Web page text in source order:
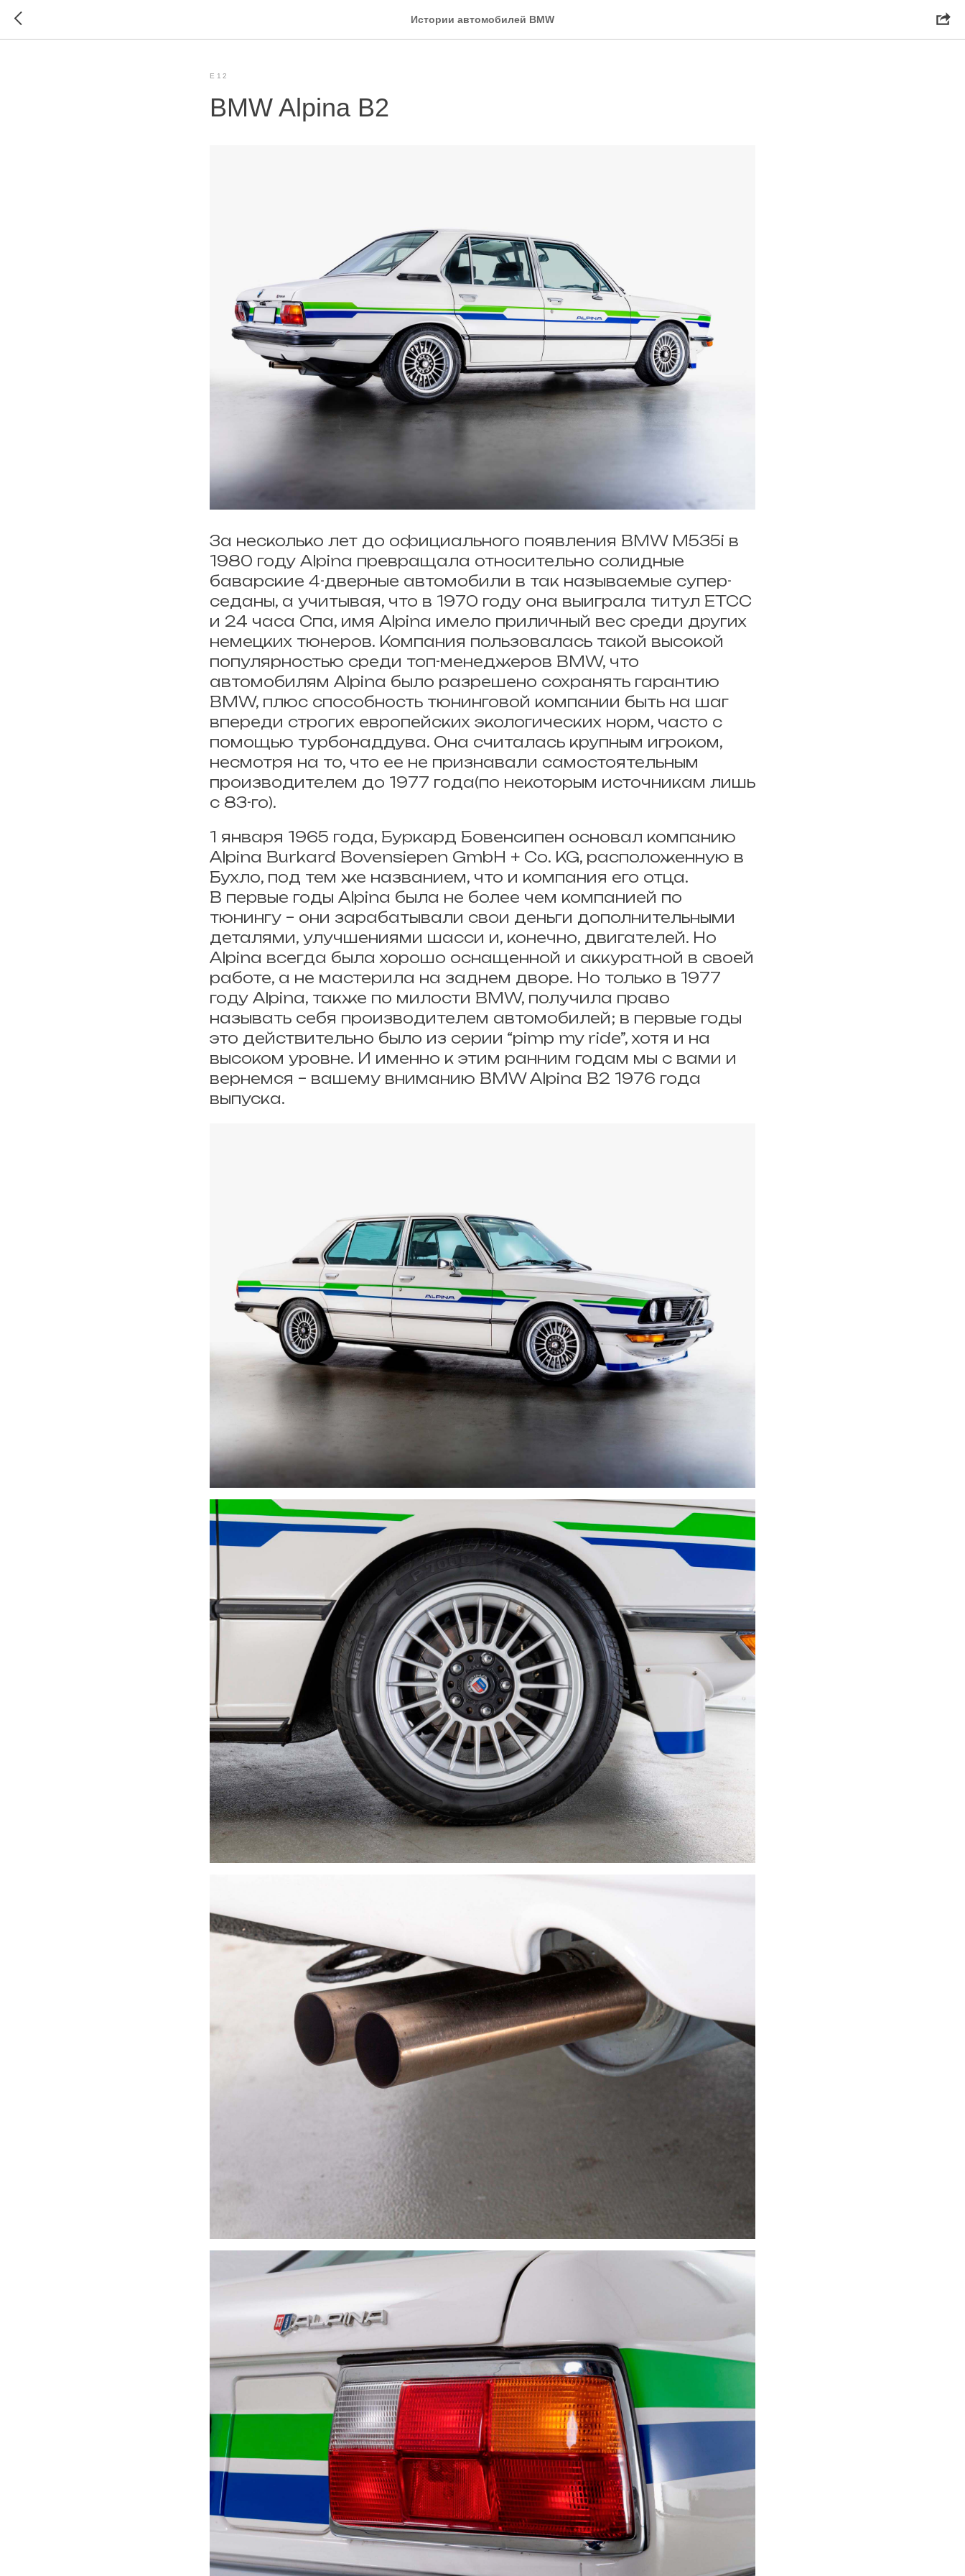
Истории автомобилей BMW
E12
BMW Alpina B2
За несколько лет до официального появления BMW M535i в
1980 году Alpina превращала относительно солидные
баварские 4-дверные автомобили в так называемые супер-
седаны, а учитывая, что в 1970 году она выиграла титул ETCC
и 24 часа Спа, имя Alpina имело приличный вес среди других
немецких тюнеров. Компания пользовалась такой высокой
популярностью среди топ-менеджеров BMW, что
автомобилям Alpina было разрешено сохранять гарантию
BMW, плюс способность тюнинговой компании быть на шаг
впереди строгих европейских экологических норм, часто с
помощью турбонаддува. Она считалась крупным игроком,
несмотря на то, что ее не признавали самостоятельным
производителем до 1977 года(по некоторым источникам лишь
с 83-го).
1 января 1965 года, Буркард Бовенсипен основал компанию
Alpina Burkard Bovensiepen GmbH + Co. KG, расположенную в
Бухло, под тем же названием, что и компания его отца.
В первые годы Alpina была не более чем компанией по
тюнингу – они зарабатывали свои деньги дополнительными
деталями, улучшениями шасси и, конечно, двигателей. Но
Alpina всегда была хорошо оснащенной и аккуратной в своей
работе, а не мастерила на заднем дворе. Но только в 1977
году Alpina, также по милости BMW, получила право
называть себя производителем автомобилей; в первые годы
это действительно было из серии “pimp my ride”, хотя и на
высоком уровне. И именно к этим ранним годам мы с вами и
вернемся – вашему вниманию BMW Alpina B2 1976 года
выпуска.